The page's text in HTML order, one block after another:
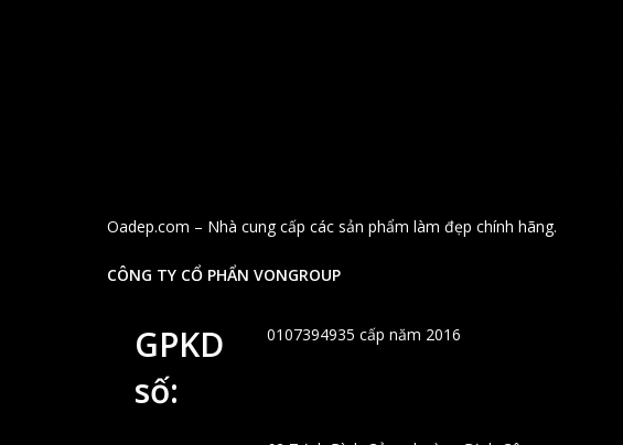
Oadep.com – Nhà cung cấp các sản phẩm làm đẹp chính hãng.
CÔNG TY CỔ PHẨN VONGROUP
GPKD
số:
0107394935 cấp năm 2016